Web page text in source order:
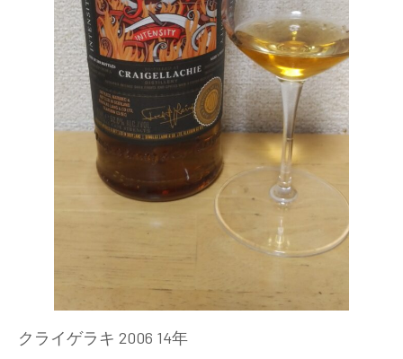
クライゲラキ 2006 14年